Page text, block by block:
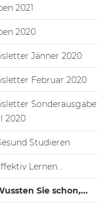
2021
2020
Jänner 2020
Februar 2020
Sonderausgabe
2020
Studieren
Lernen...
Sie schon,...